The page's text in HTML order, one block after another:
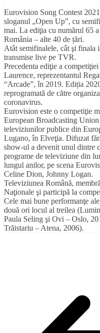
Eurovision Song Contest
sloganul „Open Up”, cu
mai. La ediţia cu numărul 65
România – alte 40 de țări.
Atât semifinalele, cât şi finala
transmise live pe TVR.
Precedenta ediţie a
Laurence, reprezentantul
“Arcade”, în 2019. Ediția
reprogramată de către
coronavirus.
Eurovision este o competiţie
European Broadcasting
televiziunilor publice din
Lugano, în Elveţia. Difuzat
show-ul a devenit unul dintre
programe de televiziune din
lungul anilor, pe scena
Celine Dion, Johnny Logan.
Televiziunea Română,
Naţionale şi participă la
Cele mai bune performanţe
două ori locul al treilea
Paula Seling şi Ovi – Oslo,
Trăistariu – Atena, 2006).